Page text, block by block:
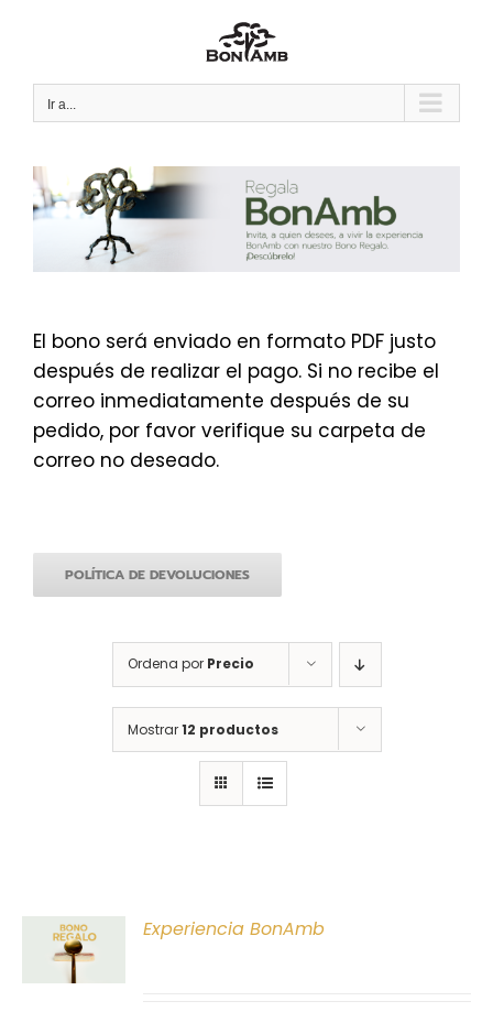
Ir a...
El bono será enviado en formato PDF justo
después de realizar el pago. Si no recibe el
correo inmediatamente después de su
pedido, por favor verifique su carpeta de
correo no deseado.
POLÍTICA DE DEVOLUCIONES
Ordena por Precio
Mostrar12 productos
Experiencia BonAmb